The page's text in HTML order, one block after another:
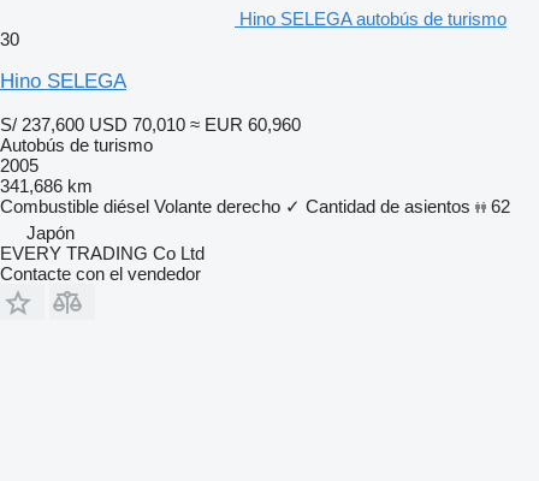
Hino SELEGA autobús de turismo
30
Hino SELEGA
S/ 237,600 USD 70,010 ≈ EUR 60,960
Autobús de turismo
2005
341,686 km
Combustible diésel Volante derecho ✓ Cantidad de asientos
62
Japón
EVERY TRADING Co Ltd
Contacte con el vendedor